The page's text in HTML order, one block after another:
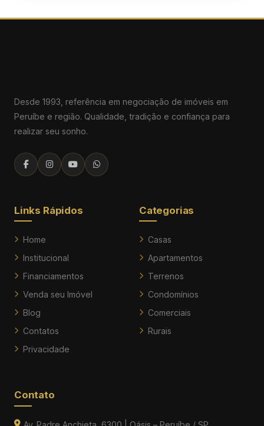
Desde 1993, referência em negociação de imóveis em
Peruíbe e região. Qualidade, tradição e confiança para
realizar seu sonho.
Links Rápidos
Home
Institucional
Financiamentos
Venda seu Imóvel
Blog
Contatos
Privacidade
Categorias
Casas
Apartamentos
Terrenos
Condomínios
Comerciais
Rurais
Contato